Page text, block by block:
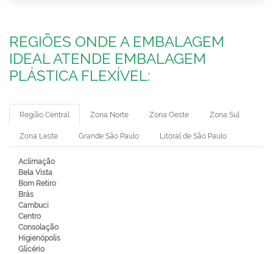
REGIÕES ONDE A EMBALAGEM
IDEAL ATENDE EMBALAGEM
PLÁSTICA FLEXÍVEL:
Região Central Zona Norte Zona Oeste Zona Sul
Zona Leste Grande São Paulo Litoral de São Paulo
Aclimação
Bela Vista
Bom Retiro
Brás
Cambuci
Centro
Consolação
Higienópolis
Glicério